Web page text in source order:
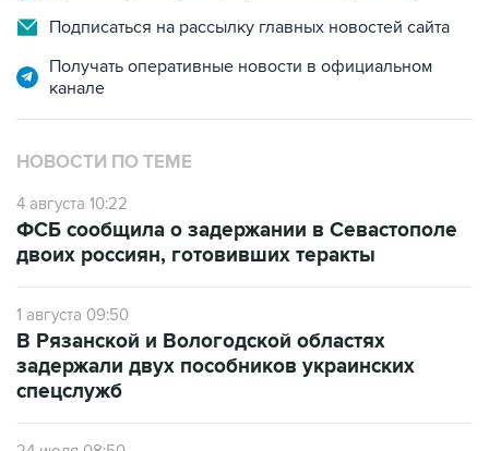
Подписаться на рассылку главных новостей сайта
Получать оперативные новости в официальном
канале
НОВОСТИ ПО ТЕМЕ
4 августа 10:22
ФСБ сообщила о задержании в Севастополе
двоих россиян, готовивших теракты
1 августа 09:50
В Рязанской и Вологодской областях
задержали двух пособников украинских
спецслужб